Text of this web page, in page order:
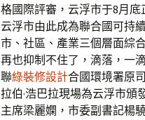
格國際評審，云浮市于8月底
云浮市由此成為聯合國可持
市、社區、產業三個層面綜
再也抑制不住了，滴落，一
聯綠裝修設計合國環境署原
拉伯·浩巴拉現場為云浮市頒
主席梁麗嫻，市委副書記楊